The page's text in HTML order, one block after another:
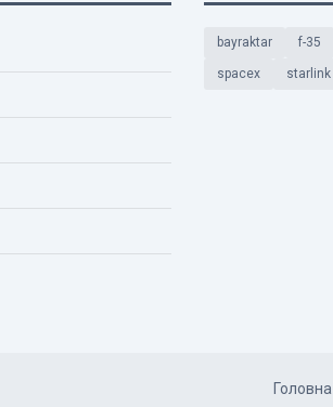
bayraktar f-35
spacex starlink
Головна